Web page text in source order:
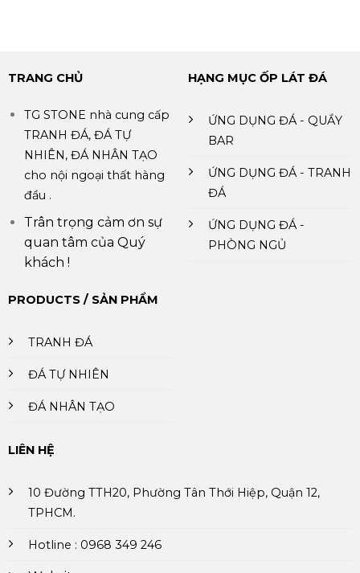
TRANG CHỦ
TG STONE nhà cung cấp
TRANH ĐÁ, ĐÁ TỰ
NHIÊN, ĐÁ NHÂN TẠO
cho nội ngoại thất hàng
đầu .
Trân trọng cảm ơn sự
quan tâm của Quý
khách !
HẠNG MỤC ỐP LÁT ĐÁ
ỨNG DỤNG ĐÁ - QUẦY
BAR
ỨNG DỤNG ĐÁ - TRANH
ĐÁ
ỨNG DỤNG ĐÁ -
PHÒNG NGỦ
PRODUCTS / SẢN PHẨM
TRANH ĐÁ
ĐÁ TỰ NHIÊN
ĐÁ NHÂN TẠO
LIÊN HỆ
10 Đường TTH20, Phường Tân Thới Hiệp, Quận 12,
TPHCM.
Hotline : 0968 349 246